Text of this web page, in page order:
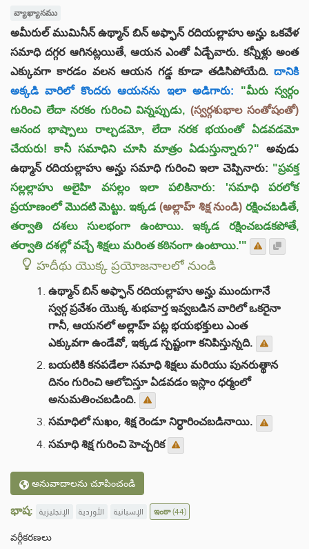
వ్యాఖ్యానము
అమీరుల్ ముమినీన్ ఉథ్మాన్ బిన్ అఫ్ఫాన్ రదియల్లాహు అన్హు ఒకవేళ
సమాధి దగ్గర ఆగినట్లయితే, ఆయన ఎంతో ఏడ్చేవారు. కన్నీళ్లు అంత
ఎక్కువగా కారడం వలన ఆయన గడ్డ కూడా తడిసిపోయేది.దానికి
అక్కడి వారిలో కొందరు ఆయనను ఇలా అడిగారు:
"మీరు స్వర్గం
గురించి లేదా నరకం గురించి విన్నప్పుడు, (స్వర్గశుభాల సంతోషంతో)
ఆనంద భాష్పాలు రాల్చడమో, లేదా నరక భయంతో ఏడవడమో
చేయరు! కానీ సమాధిని చూసి మాత్రం ఏడుస్తున్నారు?" అవుడు
ఉథ్మాన్ రదియల్లాహు అన్హు సమాధి గురించి ఇలా చెప్పినారు: "ప్రవక్త
సల్లల్లాహు అలైహి వసల్లం ఇలా పలికినారు: 'సమాధి పరలోక
ప్రయాణంలో మొదటి మెట్టు. ఇక్కడ (అల్లాహ్ శిక్ష నుండి) రక్షించబడితే,
తర్వాతి దశలు సులభంగా ఉంటాయి. ఇక్కడ రక్షించబడకపోతే,
తర్వాతి దశల్లో వచ్చే శిక్షలు మరింత కఠినంగా ఉంటాయి.'"
హదీథు యొక్క ప్రయోజనాలలో నుండి
ఉథ్మాన్ బిన్ అఫ్ఫాన్ రదియల్లాహు అన్హు ముందుగానే
స్వర్గ ప్రవేశం యొక్క శుభవార్త ఇవ్వబడిన వారిలో ఒకరైనా
గానీ, ఆయనలో అల్లాహ్ పట్ల భయభక్తులు ఎంత
ఎక్కువగా ఉండేవో, ఇక్కడ స్పష్టంగా కనిపిస్తున్నది.
బయటికి కనపడేలా సమాధి శిక్షలు మరియు పునరుత్థాన
దినం గురించి ఆలోచిస్తూ ఏడవడం ఇస్లాం ధర్మంలో
అనుమతించబడింది.
సమాధిలో సుఖం, శిక్ష రెండూ నిర్ధారించబడినాయి.
సమాధి శిక్ష గురించి హెచ్చరిక
అనువాదాలను చూపించండి
భాష: الإنجليزية الأوردية الإسبانية ఇంకా(44)
వర్గీకరణలు